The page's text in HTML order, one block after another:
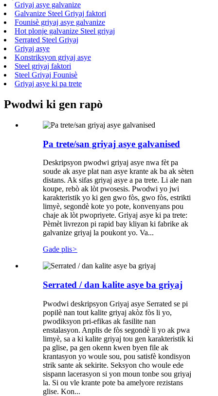
Griyaj asye galvanize
Galvanize Steel Griyaj faktori
Founisè griyaj asye galvanize
Hot plonje galvanize Steel griyaj
Serrated Steel Griyaj
Griyaj asye
Konstriksyon griyaj asye
Steel griyaj faktori
Steel Griyaj Founisè
Griyaj asye ki pa trete
Pwodwi ki gen rapò
Pa trete/san griyaj asye galvanised
Deskripsyon pwodwi griyaj asye nwa fèt pa
soude ak asye plat nan asye krante ak ba ak sèten
distans. Ak sifas griyaj asye a pa trete. Li ale nan
koupe, rebò ak lòt pwosesis. Pwodwi yo jwi
karakteristik yo ki gen gwo fòs, gwo fòs, estrikti
limyè, segondè kote yo pote, konvenyans pou
chaje ak lòt pwopriyete. Griyaj asye ki pa trete:
Pèmèt livrezon pi rapid bay kliyan ki fabrike ak
galvanize griyaj la poukont yo. Va...
Gade plis>
Serrated / dan kalite asye ba griyaj
Pwodwi deskripsyon Griyaj asye Serrated se pi
popilè nan tout kalite griyaj akòz fòs li yo,
pwodiksyon pri-efikas ak fasilite nan
enstalasyon. Anplis de fòs segondè li yo ak pwa
limyè, sa a ki kalite griyaj tou gen karakteristik ki
pa glise, pa gen okenn kwen byen file ak
krantasyon yo woule sou, pou satisfè kondisyon
strik sante ak sekirite. Seksyon cho woule ede
sispann lacerasyon si yon moun tonbe sou griyaj
la. Si ou vle krante pote ba amelyore rezistans
glise. Kon...